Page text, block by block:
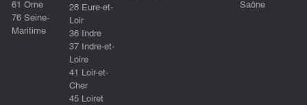
61 Orne
76 Seine-
Maritime
28 Eure-et-
Loir
36 Indre
37 Indre-et-
Loire
41 Loir-et-
Cher
45 Loiret
Saône